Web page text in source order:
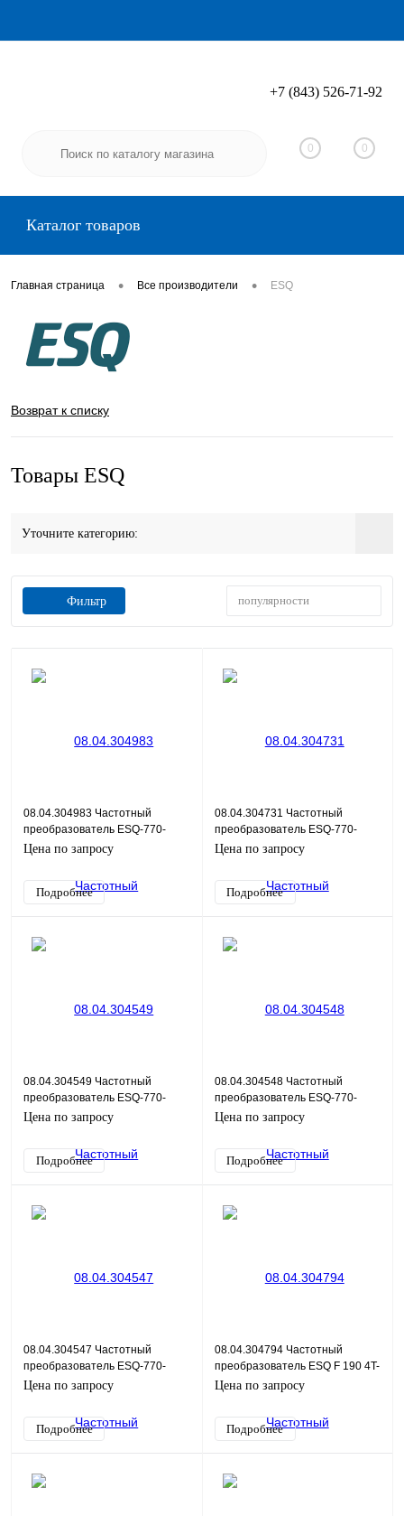
Вход Регистрация
+7 (843) 526-71-92
0 0
Каталог товаров
Главная страница • Все производители • ESQ
Возврат к списку
Товары ESQ
Уточните категорию:
Фильтр популярности
08.04.304983 Частотный
преобразователь ESQ-770-
4T7100G 710кВт 380В
Цена по запросу
Подробнее
08.04.304731 Частотный
преобразователь ESQ-770-
4T5600G/6300P 560/630кВт,
Цена по запросу
Подробнее
08.04.304549 Частотный
преобразователь ESQ-770-
4T5000G/5600P 500/560кВт,
Цена по запросу
Подробнее
08.04.304548 Частотный
преобразователь ESQ-770-
4T4500G/5000P 450/500кВт,
Цена по запросу
Подробнее
08.04.304547 Частотный
преобразователь ESQ-770-
4T4000G/4500P 400/450кВт,
Цена по запросу
Подробнее
08.04.304794 Частотный
преобразователь ESQ F 190 4T-
5.5K
Цена по запросу
Подробнее